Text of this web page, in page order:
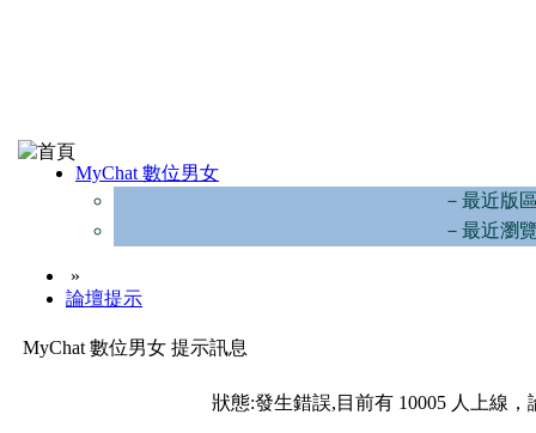
MyChat 數位男女
－最近版
－最近瀏
»
論壇提示
MyChat 數位男女 提示訊息
狀態:發生錯誤,目前有 10005 人上線